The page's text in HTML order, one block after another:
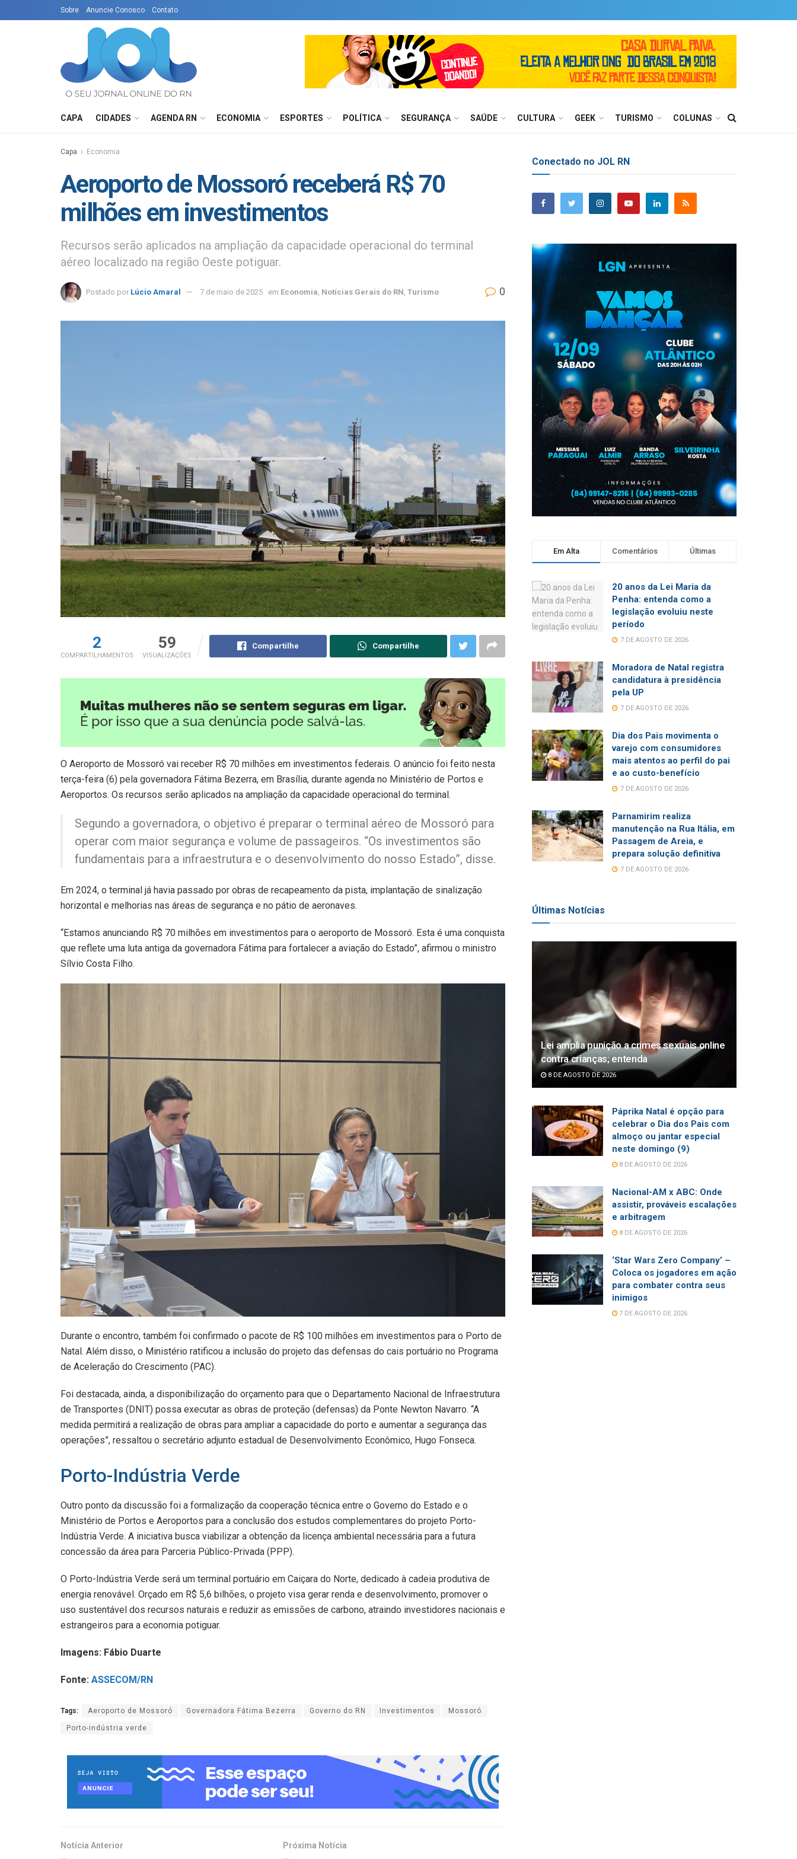
Sobre Anuncie Conosco Contato
CAPA CIDADES AGENDA RN ECONOMIA ESPORTES POLÍTICA SEGURANÇA SAÚDE CULTURA GEEK TURISMO COLUNAS
Capa Economia
Aeroporto de Mossoró receberá R$ 70
milhões em investimentos
Recursos serão aplicados na ampliação da capacidade operacional do terminal
aéreo localizado na região Oeste potiguar.
Postado por Lúcio Amaral 7 de maio de 2025 em Economia Notícias Gerais do RN Turismo 0
2
COMPARTILHAMENTOS
59
VISUALIZAÇÕES
Compartilhe Compartilhe
O Aeroporto de Mossoró vai receber R$ 70 milhões em investimentos federais. O anúncio foi feito nesta
terça-feira (6) pela governadora Fátima Bezerra, em Brasília, durante agenda no Ministério de Portos e
Aeroportos. Os recursos serão aplicados na ampliação da capacidade operacional do terminal.
Segundo a governadora, o objetivo é preparar o terminal aéreo de Mossoró para
operar com maior segurança e volume de passageiros. “Os investimentos são
fundamentais para a infraestrutura e o desenvolvimento do nosso Estado”, disse.
Em 2024, o terminal já havia passado por obras de recapeamento da pista, implantação de sinalização
horizontal e melhorias nas áreas de segurança e no pátio de aeronaves.
“Estamos anunciando R$ 70 milhões em investimentos para o aeroporto de Mossoró. Esta é uma conquista
que reflete uma luta antiga da governadora Fátima para fortalecer a aviação do Estado”, afirmou o ministro
Sílvio Costa Filho.
Durante o encontro, também foi confirmado o pacote de R$ 100 milhões em investimentos para o Porto de
Natal. Além disso, o Ministério ratificou a inclusão do projeto das defensas do cais portuário no Programa
de Aceleração do Crescimento (PAC).
Foi destacada, ainda, a disponibilização do orçamento para que o Departamento Nacional de Infraestrutura
de Transportes (DNIT) possa executar as obras de proteção (defensas) da Ponte Newton Navarro. “A
medida permitirá a realização de obras para ampliar a capacidade do porto e aumentar a segurança das
operações”, ressaltou o secretário adjunto estadual de Desenvolvimento Econômico, Hugo Fonseca.
Porto-Indústria Verde
Outro ponto da discussão foi a formalização da cooperação técnica entre o Governo do Estado e o
Ministério de Portos e Aeroportos para a conclusão dos estudos complementares do projeto Porto-
Indústria Verde. A iniciativa busca viabilizar a obtenção da licença ambiental necessária para a futura
concessão da área para Parceria Público-Privada (PPP).
O Porto-Indústria Verde será um terminal portuário em Caiçara do Norte, dedicado à cadeia produtiva de
energia renovável. Orçado em R$ 5,6 bilhões, o projeto visa gerar renda e desenvolvimento, promover o
uso sustentável dos recursos naturais e reduzir as emissões de carbono, atraindo investidores nacionais e
estrangeiros para a economia potiguar.
Imagens: Fábio Duarte
Fonte: ASSECOM/RN
Tags: Aeroporto de Mossoró Governadora Fátima Bezerra Governo do RN Investimentos Mossoró
Porto-indústria verde
Notícia Anterior Próxima Notícia
Conectado no JOL RN
Em Alta Comentários Últimas
20 anos da Lei Maria da
Penha: entenda como a
legislação evoluiu neste
período
7 DE AGOSTO DE 2026
Moradora de Natal registra
candidatura à presidência
pela UP
7 DE AGOSTO DE 2026
Dia dos Pais movimenta o
varejo com consumidores
mais atentos ao perfil do pai
e ao custo-benefício
7 DE AGOSTO DE 2026
Parnamirim realiza
manutenção na Rua Itália, em
Passagem de Areia, e
prepara solução definitiva
7 DE AGOSTO DE 2026
Últimas Notícias
Lei amplia punição a crimes sexuais online
contra crianças; entenda
8 DE AGOSTO DE 2026
Páprika Natal é opção para
celebrar o Dia dos Pais com
almoço ou jantar especial
neste domingo (9)
8 DE AGOSTO DE 2026
Nacional-AM x ABC: Onde
assistir, prováveis escalações
e arbitragem
8 DE AGOSTO DE 2026
‘Star Wars Zero Company’ –
Coloca os jogadores em ação
para combater contra seus
inimigos
7 DE AGOSTO DE 2026